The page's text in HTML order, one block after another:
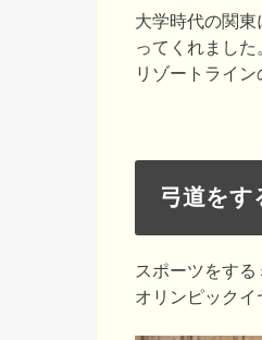
大学時代の関
ってくれました
リゾートライ
弓道を
スポーツをする
オリンピックイ